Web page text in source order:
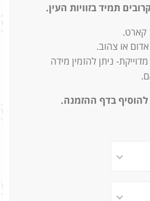
תמיד בזוויות העין.
או צהוב.
ניתן להזמין מידה
להוסיף בדף ההזמנה.